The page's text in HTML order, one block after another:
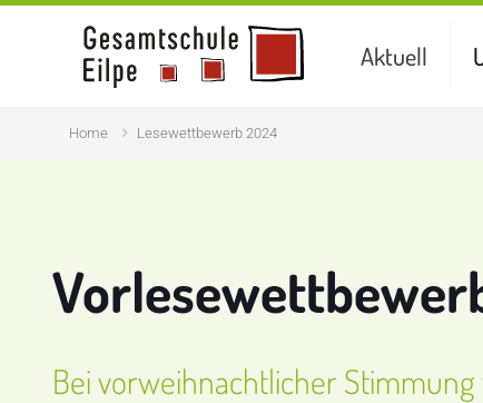
Aktuell
Home Lesewettbewerb 2024
Bei vorweihnachtlicher